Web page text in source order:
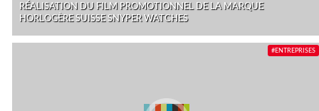
RÉALISATION DU FILM PROMOTIONNEL DE LA MARQUE
HORLOGÈRE SUISSE SNYPER WATCHES
#ENTREPRISES